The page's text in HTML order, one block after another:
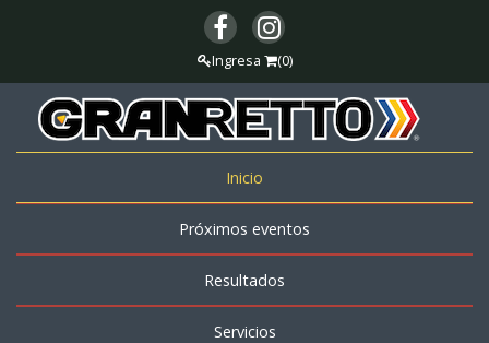
Ingresa (0)
Inicio
Próximos eventos
Resultados
Servicios